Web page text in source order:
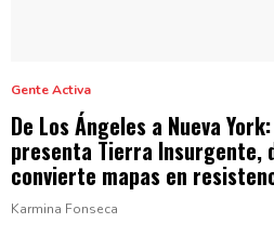
Gente Activa
De Los Ángeles a Nueva
presenta Tierra Insurgente,
convierte mapas en
Karmina Fonseca